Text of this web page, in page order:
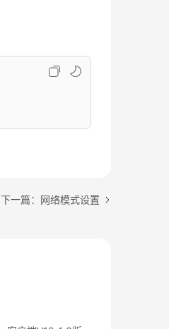
下一篇：网络模式设置